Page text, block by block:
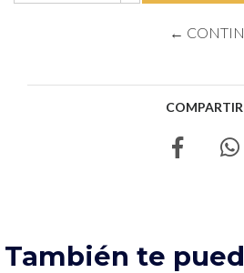
←
COMPARTIR
También te